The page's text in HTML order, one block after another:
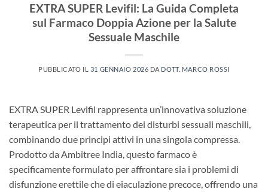
EXTRA SUPER Levifil: La Guida Completa
sul Farmaco Doppia Azione per la Salute
Sessuale Maschile
PUBBLICATO IL 31 GENNAIO 2026 DA DOTT. MARCO ROSSI
EXTRA SUPER Levifil rappresenta un’innovativa soluzione
terapeutica per il trattamento dei disturbi sessuali maschili,
combinando due principi attivi in una singola compressa.
Prodotto da Ambitree India, questo farmaco è
specificamente formulato per affrontare sia i problemi di
disfunzione erettile​ che di eiaculazione precoce, offrendo una